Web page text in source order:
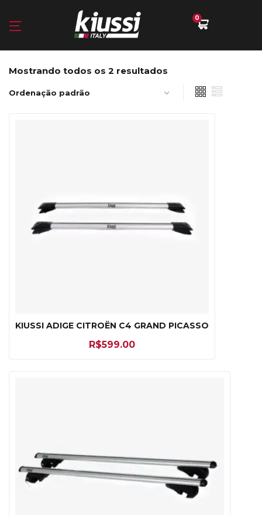
0
Mostrando todos os 2 resultados
KIUSSI ADIGE CITROËN C4 GRAND PICASSO
R$599.00